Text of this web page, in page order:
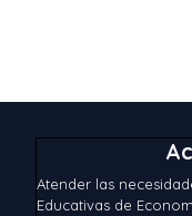
Atender las
Educativas de